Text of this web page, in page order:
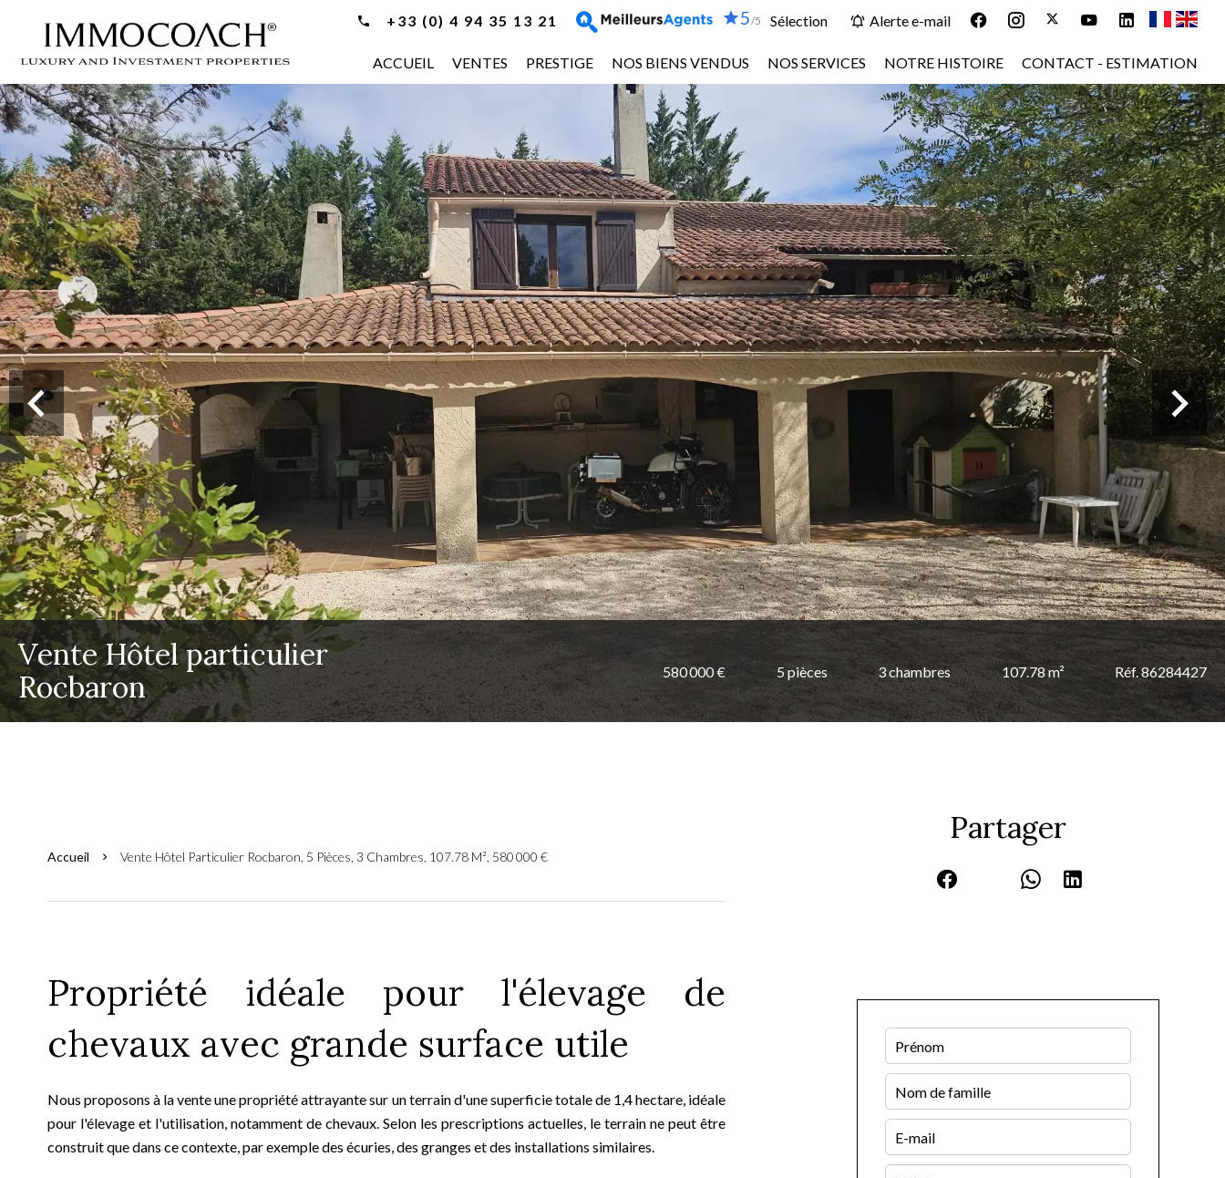
+33 (0) 4 94 35 13 21 5/5 Sélection Alerte e-mail
ACCUEIL VENTES PRESTIGE NOS BIENS VENDUS NOS SERVICES NOTRE HISTOIRE CONTACT - ESTIMATION
Vente Hôtel particulier
Rocbaron
580 000 € 5 pièces 3 chambres 107.78 m² Réf. 86284427
Accueil Vente Hôtel Particulier Rocbaron, 5 Pièces, 3 Chambres, 107.78 M², 580 000 €
Propriété idéale pour l'élevage de
chevaux avec grande surface utile
Nous proposons à la vente une propriété attrayante sur un terrain d'une superficie totale de 1,4 hectare, idéale
pour l'élevage et l'utilisation, notamment de chevaux. Selon les prescriptions actuelles, le terrain ne peut être
construit que dans ce contexte, par exemple des écuries, des granges et des installations similaires.
Partager